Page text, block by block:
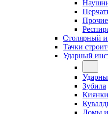
Столярный
Тачки
Ударный
Зубила
Киянки
Ломы и